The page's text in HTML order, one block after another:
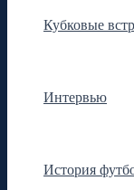
Кубковые
Интервью
История